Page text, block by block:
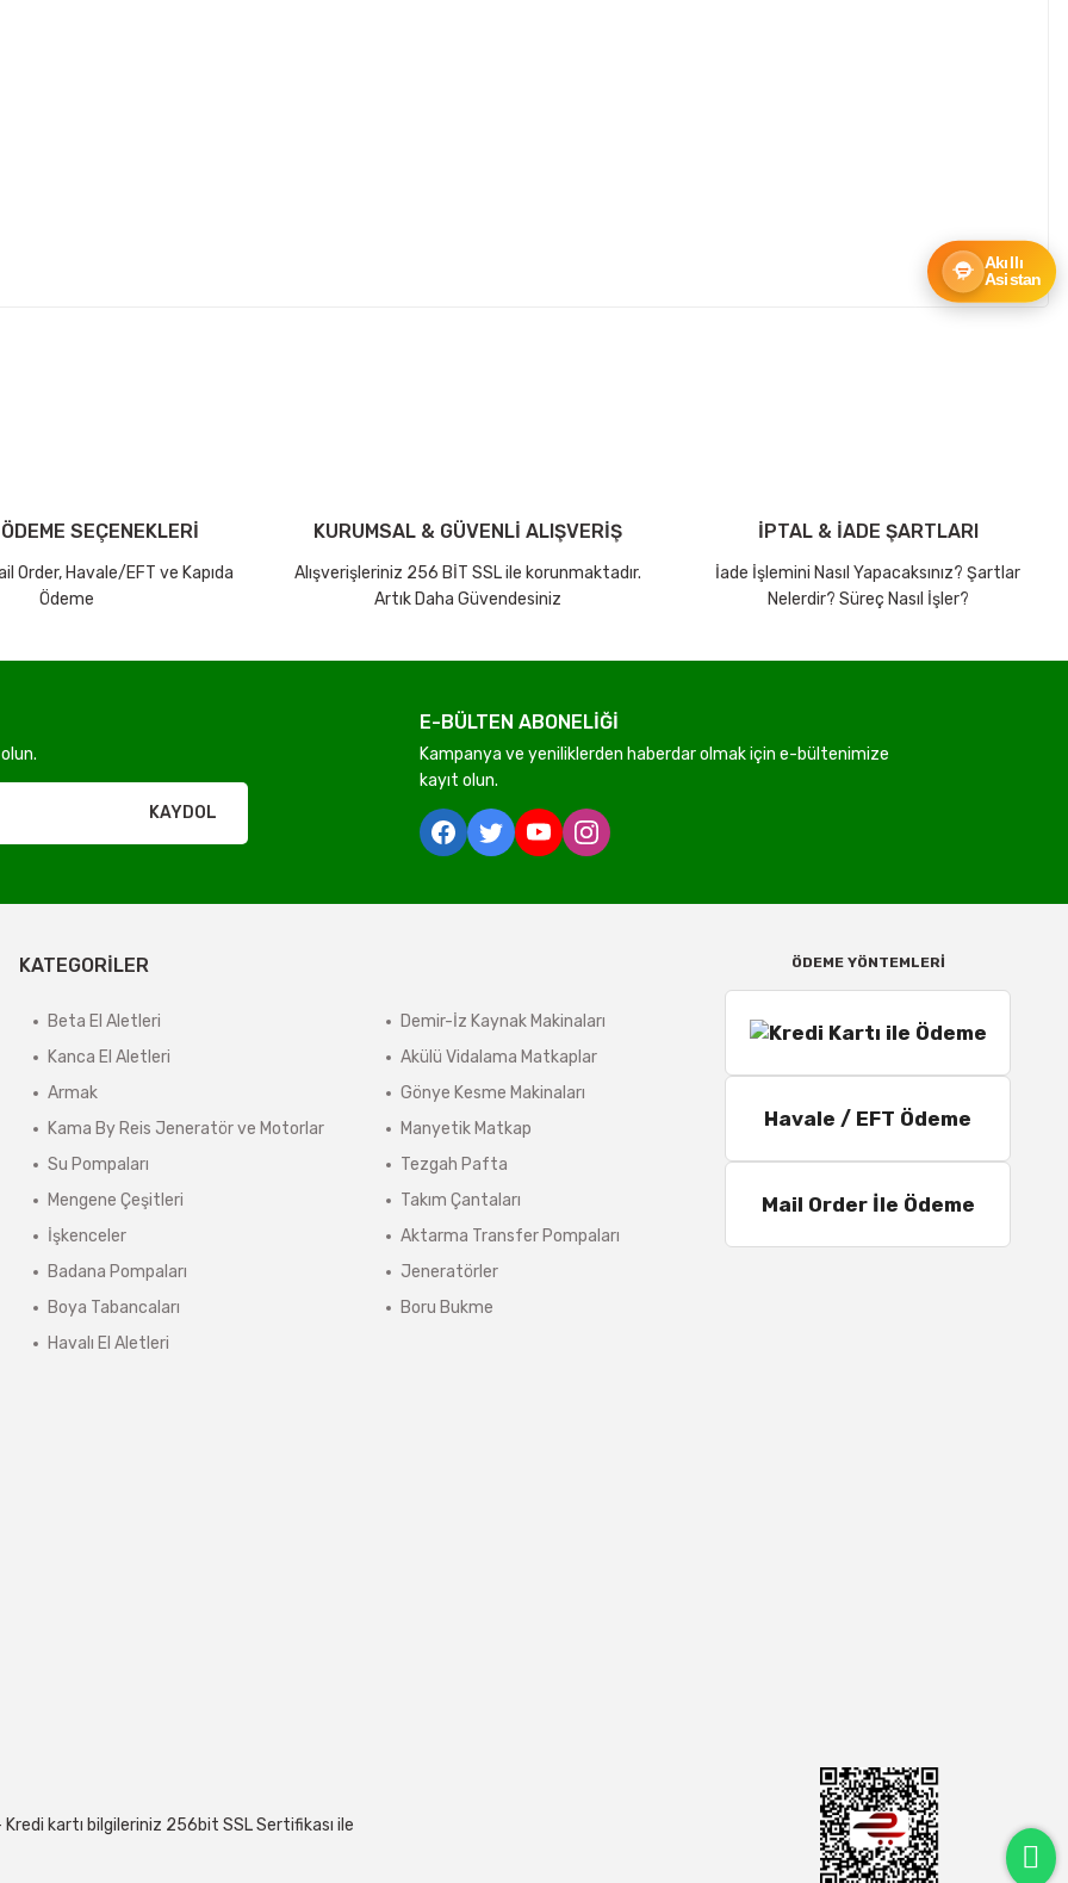
tabidir.
kargo ücreti karşı ödemeli olarak yansıtılabilir.
sistem tarafından otomatik olarak hesaplanmaktadır.
SEÇENEKLERİ
Order, Havale/EFT ve Kapıda
Ödeme
KURUMSAL & GÜVENLİ ALIŞVERİŞ
Alışverişleriniz 256 BİT SSL ile korunmaktadır.
Artık Daha Güvendesiniz
İPTAL & İADE ŞARTLARI
İade İşlemini Nasıl Yapacaksınız? Şartlar
Nelerdir? Süreç Nasıl İşler?
KAYDOL
E-BÜLTEN ABONELİĞİ
Kampanya ve yeniliklerden haberdar olmak için e-bültenimize
kayıt olun.
KATEGORİLER
Beta El Aletleri
Kanca El Aletleri
Armak
Kama By Reis Jeneratör ve Motorlar
Su Pompaları
Mengene Çeşitleri
İşkenceler
Badana Pompaları
Boya Tabancaları
Havalı El Aletleri
Demir-İz Kaynak Makinaları
Akülü Vidalama Matkaplar
Gönye Kesme Makinaları
Manyetik Matkap
Tezgah Pafta
Takım Çantaları
Aktarma Transfer Pompaları
Jeneratörler
Boru Bukme
ÖDEME YÖNTEMLERİ
Havale / EFT Ödeme
Mail Order İle Ödeme
Akıllı
Asistan
kartı bilgileriniz 256bit SSL Sertifikası ile